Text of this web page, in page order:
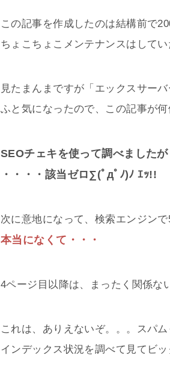
この記事を作成したのは結構前で
ちょこちょこメンテナンスはしてい
見たまんまですが「エックスサー
ふと気になったので、この記事が
SEOチェキを使って調べましたが
・・・・該当ゼロ∑(ﾟдﾟﾉ)ﾉ ｴｯ!!
次に意地になって、検索エンジン
本当になくて・・・
4ページ目以降は、まったく関係な
これは、ありえないぞ。。。スパム
インデックス状況を調べて見てビッ